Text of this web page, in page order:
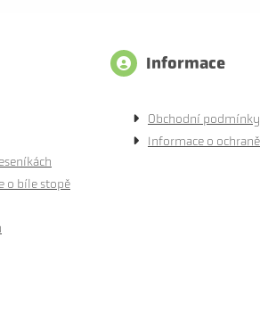
o bíle stopě
Informace
Obchodní podmínky
Informace o